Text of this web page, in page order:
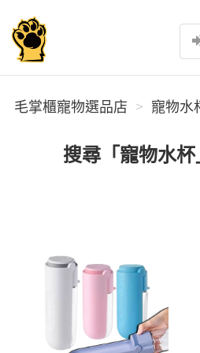
毛掌櫃寵物選品店
毛掌櫃寵物選品店 寵物水
搜尋「寵物水